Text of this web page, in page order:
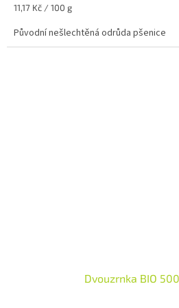
Měrná
11,17 Kč / 100 g
Původní nešlechtěná odrůda pšenice
Dvouzrnka BIO